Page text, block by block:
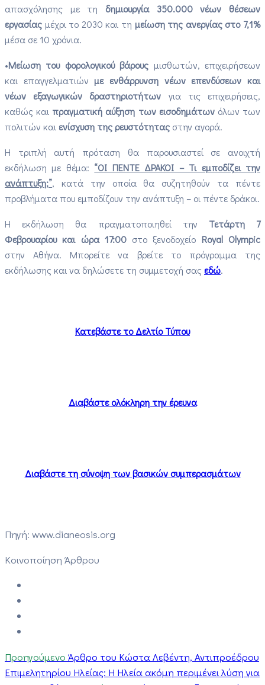
απασχόλησης με τη δημιουργία 350.000 νέων θέσεων
εργασίας μέχρι το 2030 και τη μείωση της ανεργίας στο 7,1%
μέσα σε 10 χρόνια.
•Μείωση του φορολογικού βάρους μισθωτών, επιχειρήσεων
και επαγγελματιών με ενθάρρυνση νέων επενδύσεων και
νέων εξαγωγικών δραστηριοτήτων για τις επιχειρήσεις,
καθώς και πραγματική αύξηση των εισοδημάτωνόλων των
πολιτών και ενίσχυση της ρευστότητας στην αγορά.
Η τριπλή αυτή πρόταση θα παρουσιαστεί σε ανοιχτή
εκδήλωση με θέμα: “ΟΙ ΠΕΝΤΕ ΔΡΑΚΟΙ – Τι εμποδίζει την
ανάπτυξη;”, κατά την οποία θα συζητηθούν τα πέντε
προβλήματα που εμποδίζουν την ανάπτυξη – οι πέντε δράκοι.
Η εκδήλωση θα πραγματοποιηθεί την Τετάρτη 7
Φεβρουαρίου και ώρα 17:00στο ξενοδοχείο Royal Olympic
στην Αθήνα. Μπορείτε να βρείτε το πρόγραμμα της
εκδήλωσης και να δηλώσετε τη συμμετοχή σας εδώ.
Κατεβάστε το Δελτίο Τύπου
Διαβάστε ολόκληρη την έρευνα
Διαβάστε τη σύνοψη των βασικών συμπερασμάτων
Πηγή: www.dianeosis.org
Κοινοποίηση Άρθρου
Προηγούμενο Άρθρο του Κώστα Λεβέντη, Αντιπροέδρου
Επιμελητηρίου Ηλείας: Η Ηλεία ακόμη περιμένει λύση για